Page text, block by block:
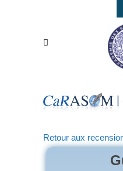
Retour aux